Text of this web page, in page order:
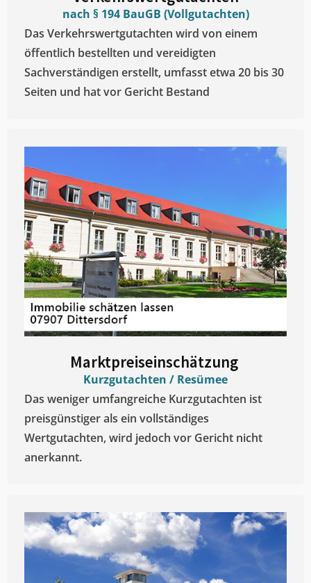
nach § 194 BauGB (Vollgutachten)
Das Verkehrswertgutachten wird von einem
öffentlich bestellten und vereidigten
Sachverständigen erstellt, umfasst etwa 20 bis 30
Seiten und hat vor Gericht Bestand
Marktpreiseinschätzung ​
Kurzgutachten / Resümee
Das weniger umfangreiche Kurzgutachten ist
preisgünstiger als ein vollständiges
Wertgutachten, wird jedoch vor Gericht nicht
anerkannt.